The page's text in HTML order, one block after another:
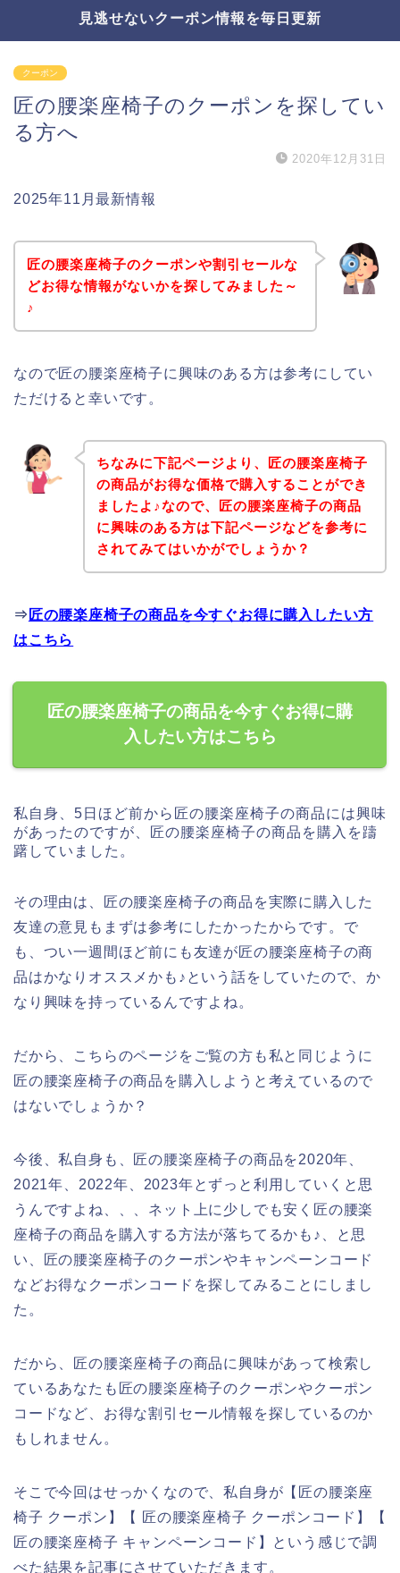
見逃せないクーポン情報を毎日更新
クーポン
匠の腰楽座椅子のクーポンを探してい
る方へ
2020年12月31日
2025年11月最新情報
匠の腰楽座椅子のクーポンや割引セールな
どお得な情報がないかを探してみました～
♪
なので匠の腰楽座椅子に興味のある方は参考にしてい
ただけると幸いです。
ちなみに下記ページより、匠の腰楽座椅子
の商品がお得な価格で購入することができ
ましたよ♪なので、匠の腰楽座椅子の商品
に興味のある方は下記ページなどを参考に
されてみてはいかがでしょうか？
⇒ 匠の腰楽座椅子の商品を今すぐお得に購入したい方
はこちら
匠の腰楽座椅子の商品を今すぐお得に購
入したい方はこちら
私自身、5日ほど前から匠の腰楽座椅子の商品には興味
があったのですが、匠の腰楽座椅子の商品を購入を躊
躇していました。
その理由は、匠の腰楽座椅子の商品を実際に購入した
友達の意見もまずは参考にしたかったからです。で
も、つい一週間ほど前にも友達が匠の腰楽座椅子の商
品はかなりオススメかも♪という話をしていたので、か
なり興味を持っているんですよね。
だから、こちらのページをご覧の方も私と同じように
匠の腰楽座椅子の商品を購入しようと考えているので
はないでしょうか？
今後、私自身も、匠の腰楽座椅子の商品を2020年、
2021年、2022年、2023年とずっと利用していくと思
うんですよね、、、ネット上に少しでも安く匠の腰楽
座椅子の商品を購入する方法が落ちてるかも♪、と思
い、匠の腰楽座椅子のクーポンやキャンペーンコード
などお得なクーポンコードを探してみることにしまし
た。
だから、匠の腰楽座椅子の商品に興味があって検索し
ているあなたも匠の腰楽座椅子のクーポンやクーポン
コードなど、お得な割引セール情報を探しているのか
もしれません。
そこで今回はせっかくなので、私自身が【匠の腰楽座
椅子 クーポン】【 匠の腰楽座椅子 クーポンコード】【
匠の腰楽座椅子 キャンペーンコード】という感じで調
べた結果を記事にさせていただきます。